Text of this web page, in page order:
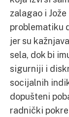
zalagao i
problematiku
jer su
sela, dok bi
sigurniji i
socijalnih
dopušteni
radnički